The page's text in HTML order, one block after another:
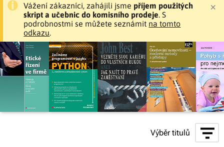
Vážení zákazníci, zahájili jsme příjem použitých
skript a učebnic do komisního prodeje. S
podrobnostmi se můžete seznámit na tomto
odkazu.
×
Výběr titulů